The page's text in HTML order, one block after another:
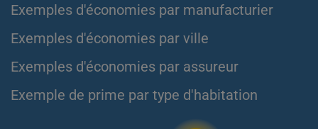
Exemples d'économies par manufacturier
Exemples d'économies par ville
Exemples d'économies par assureur
Exemple de prime par type d'habitation